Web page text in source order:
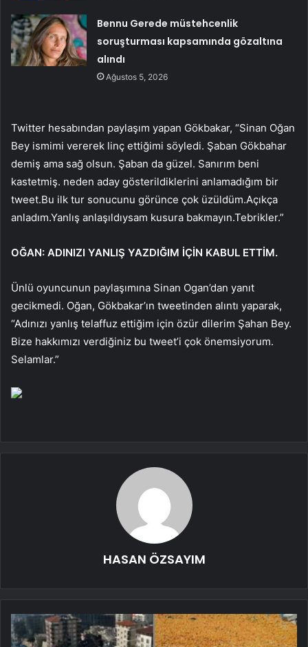
Bennu Gerede müstehcenlik
soruşturması kapsamında gözaltına
alındı
Ağustos 5, 2026
Twitter hesabından paylaşım yapan Gökbakar, “Sinan Oğan
Bey ismimi vererek linç ettiğimi söyledi. Şaban Gökbahar
demiş ama sağ olsun. Şaban da güzel. Sanırım beni
kastetmiş. neden aday gösterildiklerini anlamadığım bir
tweet.Bu ilk tur sonucunu görünce çok üzüldüm.Açıkça
anladım.Yanlış anlaşıldıysam kusura bakmayın.Tebrikler.”
OĞAN: ADINIZI YANLIŞ YAZDIĞIM İÇİN KABUL ETTİM.
Ünlü oyuncunun paylaşımına Sinan Ogan’dan yanıt
gecikmedi. Oğan, Gökbakar’ın tweetinden alıntı yaparak,
“Adınızı yanlış telaffuz ettiğim için özür dilerim Şahan Bey.
Bize hakkımızı verdiğiniz bu tweet’i çok önemsiyorum.
Selamlar.”
HASAN ÖZSAYIM